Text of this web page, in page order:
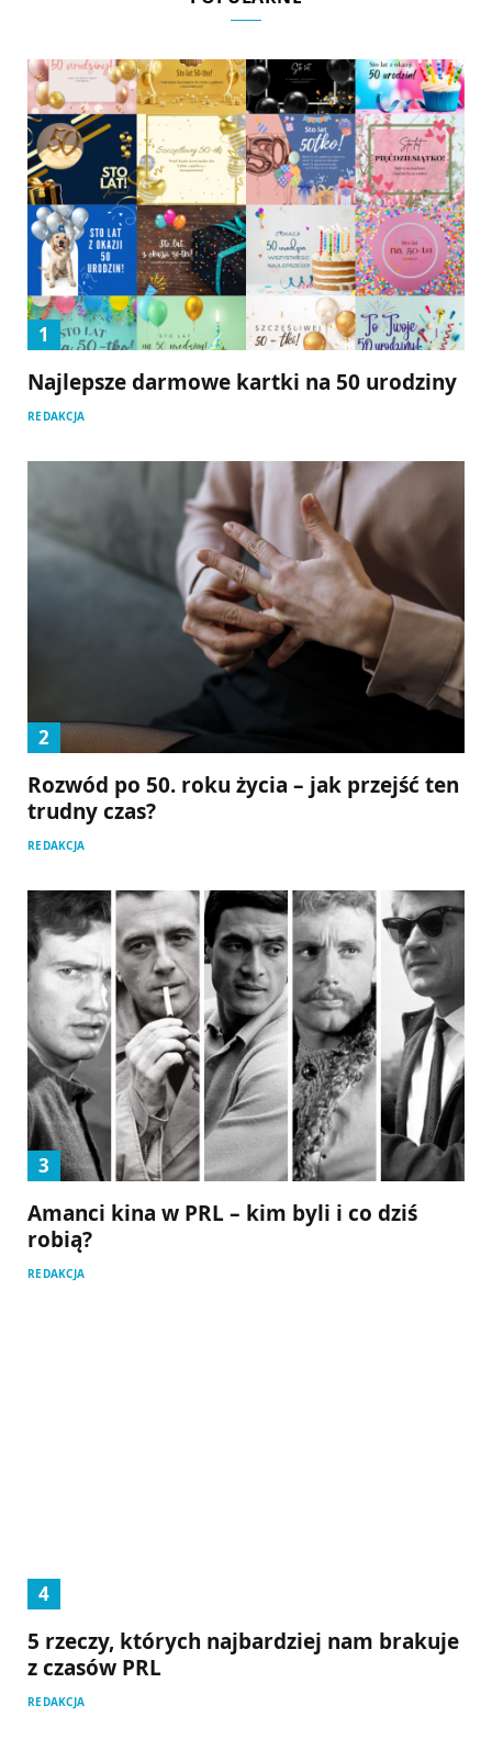
Najlepsze darmowe kartki na 50 urodziny
REDAKCJA
Rozwód po 50. roku życia – jak przejść ten
trudny czas?
REDAKCJA
Amanci kina w PRL – kim byli i co dziś
robią?
REDAKCJA
5 rzeczy, których najbardziej nam brakuje
z czasów PRL
REDAKCJA